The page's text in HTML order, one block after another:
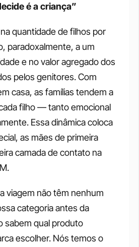
é a criança”
quantidade de filhos por
paradoxalmente, a um
e no valor agregado dos
pelos genitores. Com
casa, as famílias tendem a
filho — tanto emocional
Essa dinâmica coloca
as mães de primeira
camada de contato na
viagem não têm nenhum
categoria antes da
sabem qual produto
escolher. Nós temos o